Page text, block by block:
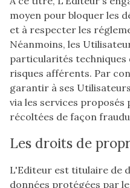
moyen pour bloquer les
et à respecter les
Néanmoins, les
particularités techniques
risques afférents. Par
garantir à ses
via les services proposés
récoltées de façon
Les droits de
L'Editeur est titulaire de
données protégées par